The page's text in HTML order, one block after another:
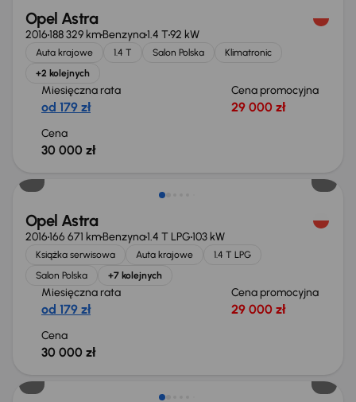
Opel Astra
2016188 329 kmBenzyna1.4 T92 kW
Auta krajowe 1.4 T Salon Polska
Klimatronic
+2 kolejnych
Miesięczna rata
od 179 zł
Cena promocyjna
29 000 zł
Cena
30 000 zł
Opel Astra
2016166 671 kmBenzyna1.4 T LPG103 kW
Książka serwisowa Auta krajowe
1.4 T LPG
Salon Polska
+7 kolejnych
Miesięczna rata
od 179 zł
Cena promocyjna
29 000 zł
Cena
30 000 zł